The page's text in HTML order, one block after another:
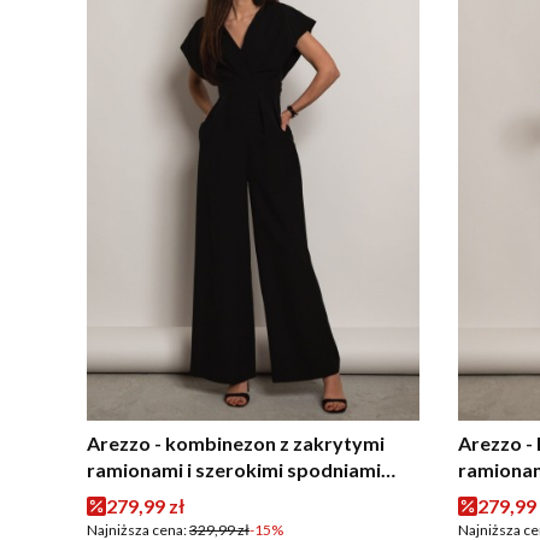
Arezzo - kombinezon z zakrytymi
ramionami i szerokimi spodniami
czarny
Cena promocyjna
279,99 zł
Najniższa cena:329,99 zł-15%
Arezzo -
ecruCena
279,99
Najniższa